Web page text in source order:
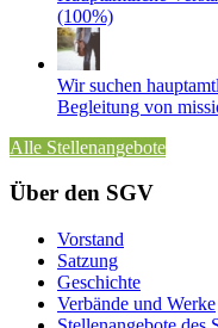
(100%)
Wir suchen
Begleitung von
Alle Stellenangebote
Über den SGV
Vorstand
Satzung
Geschichte
Verbände und Werke